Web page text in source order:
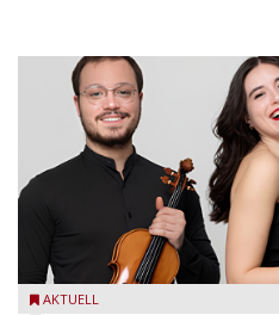
Trio Adamello
AKTUELL